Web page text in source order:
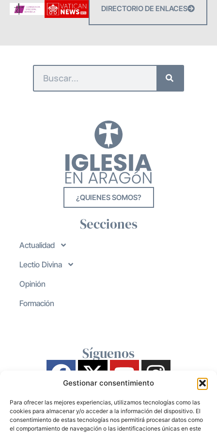
Gestionar consentimiento
Para ofrecer las mejores experiencias, utilizamos tecnologías como las
cookies para almacenar y/o acceder a la información del dispositivo. El
consentimiento de estas tecnologías nos permitirá procesar datos como
el comportamiento de navegación o las identificaciones únicas en este
DIRECTORIO DE ENLACES
¿QUIENES SOMOS?
Secciones
Actualidad
Lectio Divina
Opinión
Formación
Síguenos